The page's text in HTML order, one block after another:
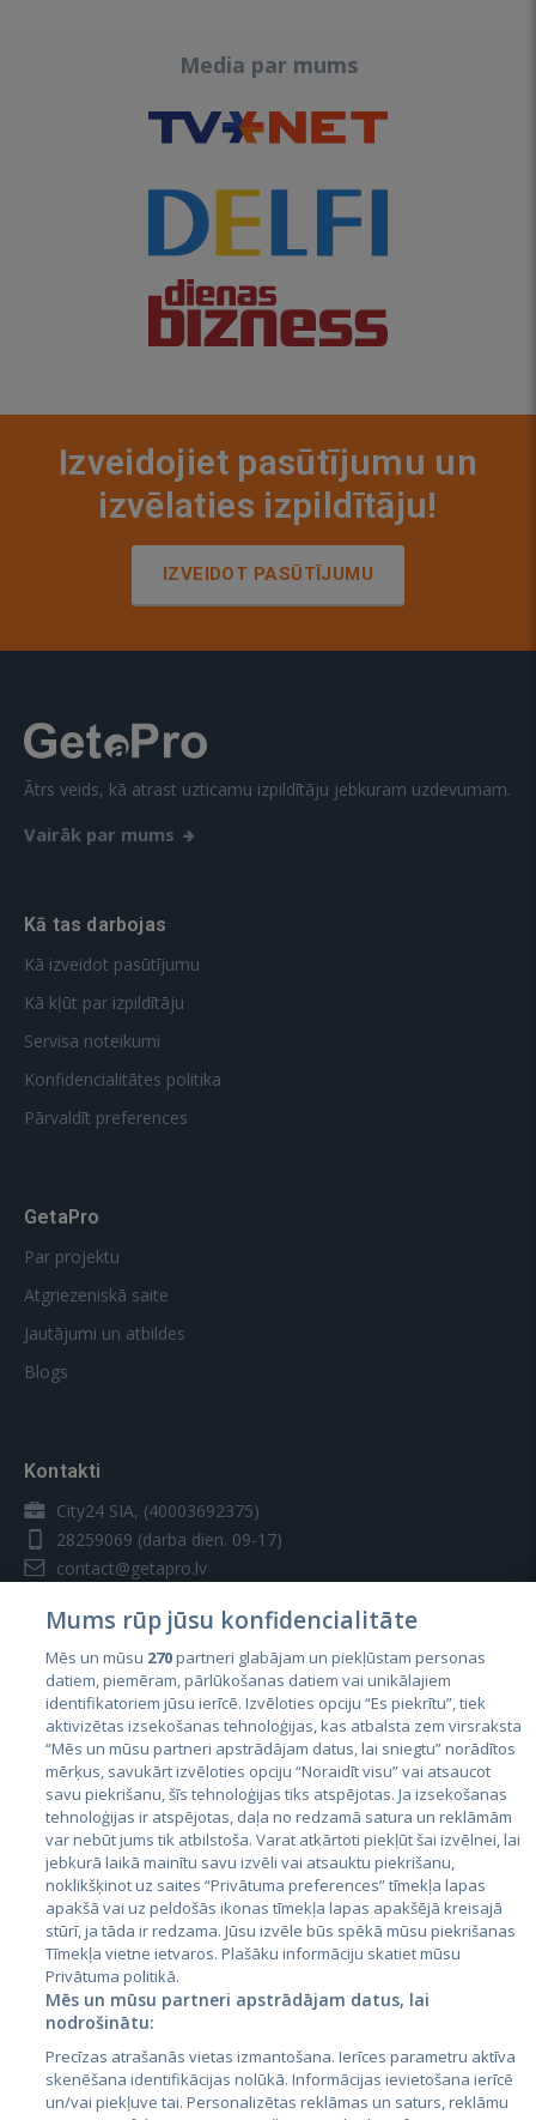
Media par mums
Izveidojiet pasūtījumu un
izvēlaties izpildītāju!
IZVEIDOT PASŪTĪJUMU
Ātrs veids, kā atrast uzticamu izpildītāju jebkuram uzdevumam.
Vairāk par mums
Kā tas darbojas
Kā izveidot pasūtījumu
Kā kļūt par izpildītāju
Servisa noteikumi
Konfidencialitātes politika
Pārvaldīt preferences
GetaPro
Par projektu
Atgriezeniskā saite
Jautājumi un atbildes
Blogs
Kontakti
City24 SIA, (40003692375)
28259069 (darba dien. 09-17)
contact@getapro.lv
Valstis
Igaunija
Latvija
Lietuva
City24.lv
City24.ee
GetaPro.lv
CVbankas.lt
Kainos.lt
Paslaugos.lt
Mums rūp jūsu konfidencialitāte
Mēs un mūsu 270partneri glabājam un piekļūstam personas
datiem, piemēram, pārlūkošanas datiem vai unikālajiem
identifikatoriem jūsu ierīcē. Izvēloties opciju “Es piekrītu”, tiek
aktivizētas izsekošanas tehnoloģijas, kas atbalsta zem virsraksta
“Mēs un mūsu partneri apstrādājam datus, lai sniegtu” norādītos
mērķus, savukārt izvēloties opciju “Noraidīt visu” vai atsaucot
savu piekrišanu, šīs tehnoloģijas tiks atspējotas. Ja izsekošanas
tehnoloģijas ir atspējotas, daļa no redzamā satura un reklāmām
var nebūt jums tik atbilstoša. Varat atkārtoti piekļūt šai izvēlnei, lai
jebkurā laikā mainītu savu izvēli vai atsauktu piekrišanu,
noklikšķinot uz saites “Privātuma preferences” tīmekļa lapas
apakšā vai uz peldošās ikonas tīmekļa lapas apakšējā kreisajā
stūrī, ja tāda ir redzama. Jūsu izvēle būs spēkā mūsu piekrišanas
Tīmekļa vietne ietvaros. Plašāku informāciju skatiet mūsu
Privātuma politikā.
Mēs un mūsu partneri apstrādājam datus, lai
nodrošinātu:
Precīzas atrašanās vietas izmantošana. Ierīces parametru aktīva
skenēšana identifikācijas nolūkā. Informācijas ievietošana ierīcē
un/vai piekļuve tai. Personalizētas reklāmas un saturs, reklāmu